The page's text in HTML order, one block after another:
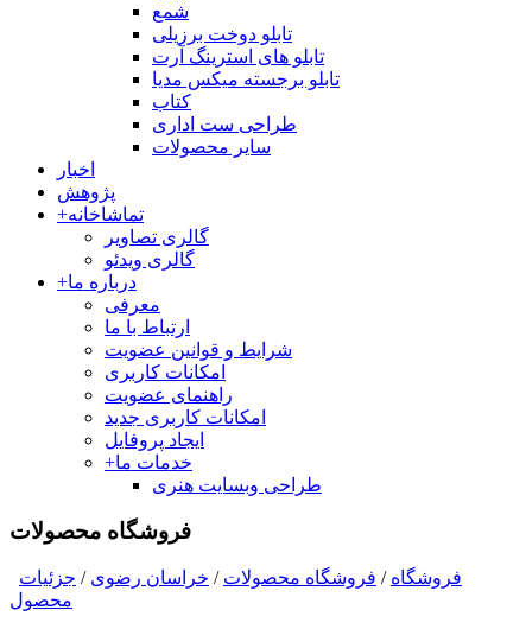
شمع
تابلو دوخت برزیلی
تابلو های استرینگ آرت
تابلو برجسته میکس مدیا
کتاب
طراحی ست اداری
سایر محصولات
اخبار
پژوهش
+تماشاخانه
گالری تصاویر
گالری ویدئو
+درباره ما
معرفی
ارتباط با ما
شرایط و قوانین عضویت
امکانات کاربری
راهنمای عضویت
امکانات کاربری جدید
ایجاد پروفایل
+خدمات ما
طراحی وبسایت هنری
فروشگاه محصولات
فروشگاه / فروشگاه محصولات / خراسان رضوی / جزئیات
محصول